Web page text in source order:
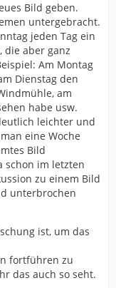
Bild geben.
untergebracht.
jeden Tag ein
die aber ganz
Am Montag
Dienstag den
am
habe usw.
leichter und
eine Woche
Bild
schon im letzten
zu einem Bild
unterbrochen
ist, um das
fortführen zu
das auch so seht.